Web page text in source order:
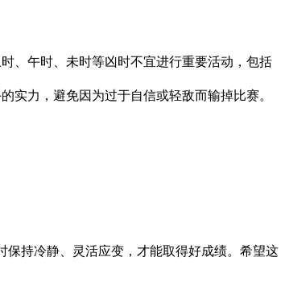
、午时、未时等凶时不宜进行重要活动，包括
实力，避免因为过于自信或轻敌而输掉比赛。
保持冷静、灵活应变，才能取得好成绩。希望这